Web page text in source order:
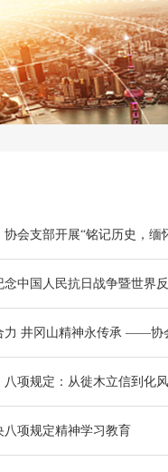
协会支部开展“铭记历史，
念中国人民抗日战争暨世界
力 井冈山精神永传承 ——协
八项规定：从徙木立信到化
八项规定精神学习教育